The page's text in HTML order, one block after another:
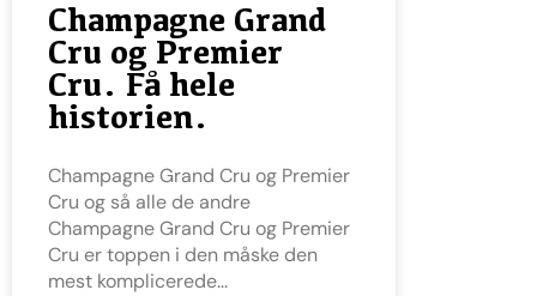
Champagne Grand
Cru og Premier
Cru. Få hele
historien.
Champagne Grand Cru og Premier
Cru og så alle de andre
Champagne Grand Cru og Premier
Cru er toppen i den måske den
mest komplicerede